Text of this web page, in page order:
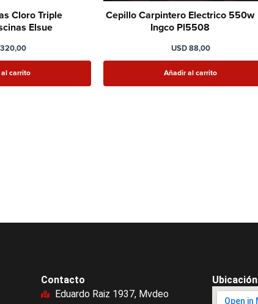
Cloro Triple
Elsue
carrito
Cepillo Carpintero Electrico 550w
Ingco Pl5508
USD88,00
Añadir al carrito
Contacto
Eduardo Raiz 1937, Mvdeo
Ubicación